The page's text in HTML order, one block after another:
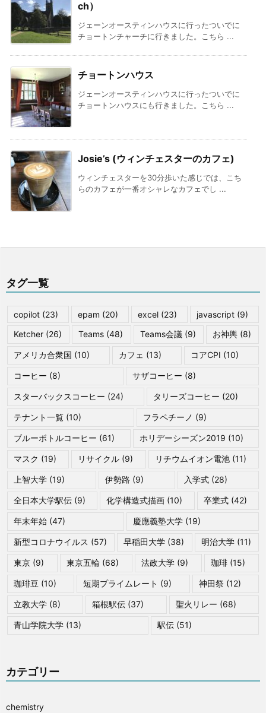
ch）
ジェーンオースティンハウスに行ったついでに
チョートンチャーチに行きました。こちら ...
チョートンハウス
ジェーンオースティンハウスに行ったついでに
チョートンハウスにも行きました。こちら ...
Josie’s (ウィンチェスターのカフェ)
ウィンチェスターを30分歩いた感じでは、こち
らのカフェが一番オシャレなカフェでし ...
タグ一覧
copilot (23) epam (20) excel (23) javascript (9)
Ketcher (26) Teams (48) Teams会議 (9) お神輿(8)
アメリカ合衆国 (10) カフェ (13) コアCPI (10)
コーヒー (8) サザコーヒー (8)
スターバックスコーヒー (24) タリーズコーヒー (20)
テナント一覧 (10) フラペチーノ (9)
ブルーボトルコーヒー (61) ホリデーシーズン2019 (10)
マスク (19) リサイクル (9) リチウムイオン電池(11)
上智大学 (19) 伊勢路 (9) 入学式 (28)
全日本大学駅伝 (9) 化学構造式描画 (10) 卒業式(42)
年末年始 (47) 慶應義塾大学(19)
新型コロナウイルス (57) 早稲田大学 (38) 明治大学(11)
東京 (9) 東京五輪 (68) 法政大学 (9) 珈琲 (15)
珈琲豆 (10) 短期プライムレート (9) 神田祭(12)
立教大学 (8) 箱根駅伝 (37) 聖火リレー (68)
青山学院大学 (13) 駅伝 (51)
カテゴリー
chemistry